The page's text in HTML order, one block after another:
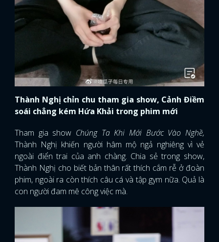
Thành Nghị chỉn chu tham gia show, Cảnh Điềm
soái chẳng kém Hứa Khải trong phim mới
Tham gia show Chúng Ta Khi Mới Bước Vào Nghề,
Thành Nghị khiến người hâm mộ ngả nghiêng vì vẻ
ngoài điển trai của anh chàng. Chia sẻ trong show,
Thành Nghị cho biết bản thân rất thích cắm rễ ở đoàn
phim, ngoài ra còn thích câu cá và tập gym nữa. Quả là
con người đam mê công việc mà.